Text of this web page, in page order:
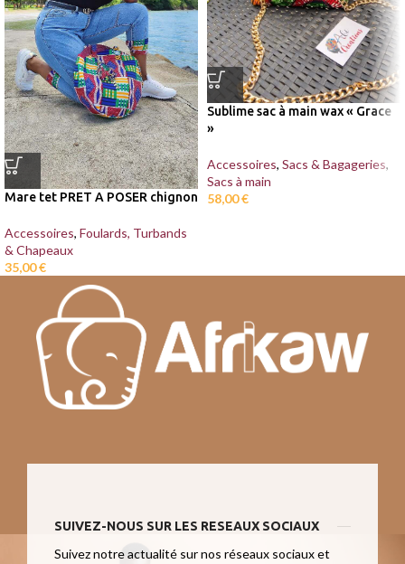
Mare tet PRET A POSER chignon
Accessoires, Foulards, Turbands
& Chapeaux
35,00€
Sublime sac à main wax « Grace
»
Accessoires, Sacs & Bagageries,
Sacs à main
58,00€
SUIVEZ-NOUS SUR LES RESEAUX SOCIAUX
Suivez notre actualité sur nos réseaux sociaux et